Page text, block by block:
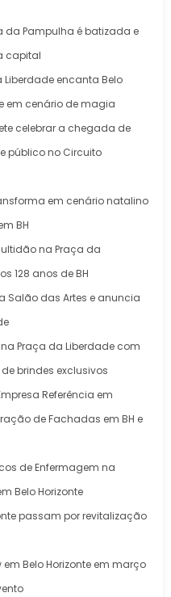
da Pampulha é batizada e
capital
Liberdade encanta Belo
em cenário de magia
celebrar a chegada de
público no Circuito
em cenário natalino
BH
na Praça da
128 anos de BH
Salão das Artes e anuncia
Praça da Liberdade com
brindes exclusivos
Referência em
de Fachadas em BH e
de Enfermagem na
Belo Horizonte
passam por revitalização
Belo Horizonte em março